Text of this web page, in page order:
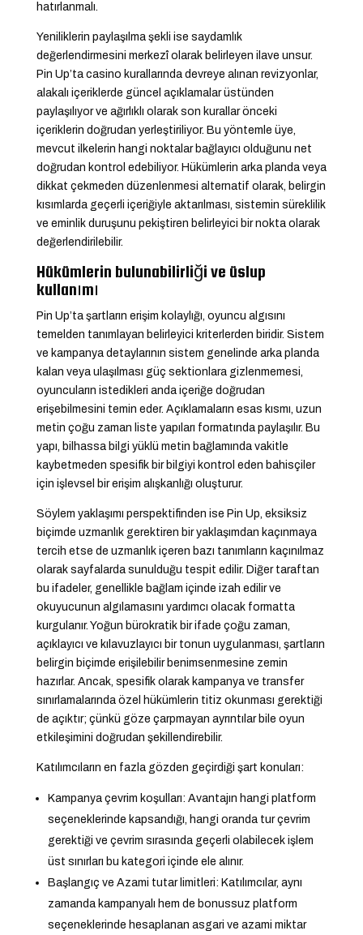
hatırlanmalı.
Yeniliklerin paylaşılma şekli ise saydamlık
değerlendirmesini merkezî olarak belirleyen ilave unsur.
Pin Up’ta casino kurallarında devreye alınan revizyonlar,
alakalı içeriklerde güncel açıklamalar üstünden
paylaşılıyor ve ağırlıklı olarak son kurallar önceki
içeriklerin doğrudan yerleştiriliyor. Bu yöntemle üye,
mevcut ilkelerin hangi noktalar bağlayıcı olduğunu net
doğrudan kontrol edebiliyor. Hükümlerin arka planda veya
dikkat çekmeden düzenlenmesi alternatif olarak, belirgin
kısımlarda geçerli içeriğiyle aktarılması, sistemin süreklilik
ve eminlik duruşunu pekiştiren belirleyici bir nokta olarak
değerlendirilebilir.
Hükümlerin bulunabilirliği ve üslup
kullanımı
Pin Up’ta şartların erişim kolaylığı, oyuncu algısını
temelden tanımlayan belirleyici kriterlerden biridir. Sistem
ve kampanya detaylarının sistem genelinde arka planda
kalan veya ulaşılması güç sektionlara gizlenmemesi,
oyuncuların istedikleri anda içeriğe doğrudan
erişebilmesini temin eder. Açıklamaların esas kısmı, uzun
metin çoğu zaman liste yapıları formatında paylaşılır. Bu
yapı, bilhassa bilgi yüklü metin bağlamında vakitle
kaybetmeden spesifik bir bilgiyi kontrol eden bahisçiler
için işlevsel bir erişim alışkanlığı oluşturur.
Söylem yaklaşımı perspektifinden ise Pin Up, eksiksiz
biçimde uzmanlık gerektiren bir yaklaşımdan kaçınmaya
tercih etse de uzmanlık içeren bazı tanımların kaçınılmaz
olarak sayfalarda sunulduğu tespit edilir. Diğer taraftan
bu ifadeler, genellikle bağlam içinde izah edilir ve
okuyucunun algılamasını yardımcı olacak formatta
kurgulanır. Yoğun bürokratik bir ifade çoğu zaman,
açıklayıcı ve kılavuzlayıcı bir tonun uygulanması, şartların
belirgin biçimde erişilebilir benimsenmesine zemin
hazırlar. Ancak, spesifik olarak kampanya ve transfer
sınırlamalarında özel hükümlerin titiz okunması gerektiği
de açıktır; çünkü göze çarpmayan ayrıntılar bile oyun
etkileşimini doğrudan şekillendirebilir.
Katılımcıların en fazla gözden geçirdiği şart konuları:
Kampanya çevrim koşulları: Avantajın hangi platform
seçeneklerinde kapsandığı, hangi oranda tur çevrim
gerektiği ve çevrim sırasında geçerli olabilecek işlem
üst sınırları bu kategori içinde ele alınır.
Başlangıç ve Azami tutar limitleri: Katılımcılar, aynı
zamanda kampanyalı hem de bonussuz platform
seçeneklerinde hesaplanan asgari ve azami miktar